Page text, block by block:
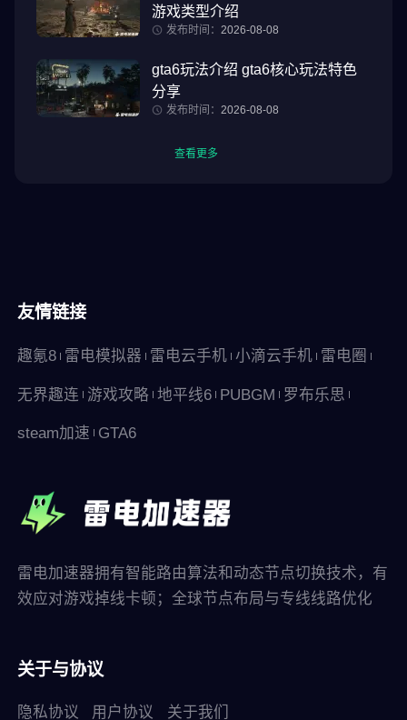
游戏类型介绍
发布时间： 2026-08-08
gta6玩法介绍 gta6核心玩法特色
分享
发布时间： 2026-08-08
查看更多
友情链接
趣氪8 雷电模拟器 雷电云手机 小滴云手机 雷电圈
无界趣连 游戏攻略 地平线6 PUBGM 罗布乐思
steam加速 GTA6
雷电加速器拥有智能路由算法和动态节点切换技术，有
效应对游戏掉线卡顿；全球节点布局与专线线路优化
关于与协议
隐私协议 用户协议 关于我们